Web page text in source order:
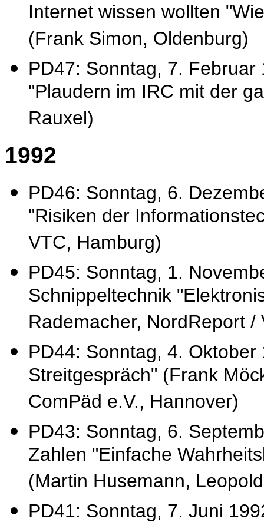
Internet wissen wollten
(Frank Simon, Oldenburg)
PD47: Sonntag, 7.
"Plaudern im IRC mit der
Rauxel)
1992
PD46: Sonntag, 6.
"Risiken der
VTC, Hamburg)
PD45: Sonntag, 1.
Schnippeltechnik
Rademacher, NordReport
PD44: Sonntag, 4.
Streitgespräch" (Frank
ComPäd e.V., Hannover)
PD43: Sonntag, 6.
Zahlen "Einfache
(Martin Husemann,
PD41: Sonntag, 7. Juni